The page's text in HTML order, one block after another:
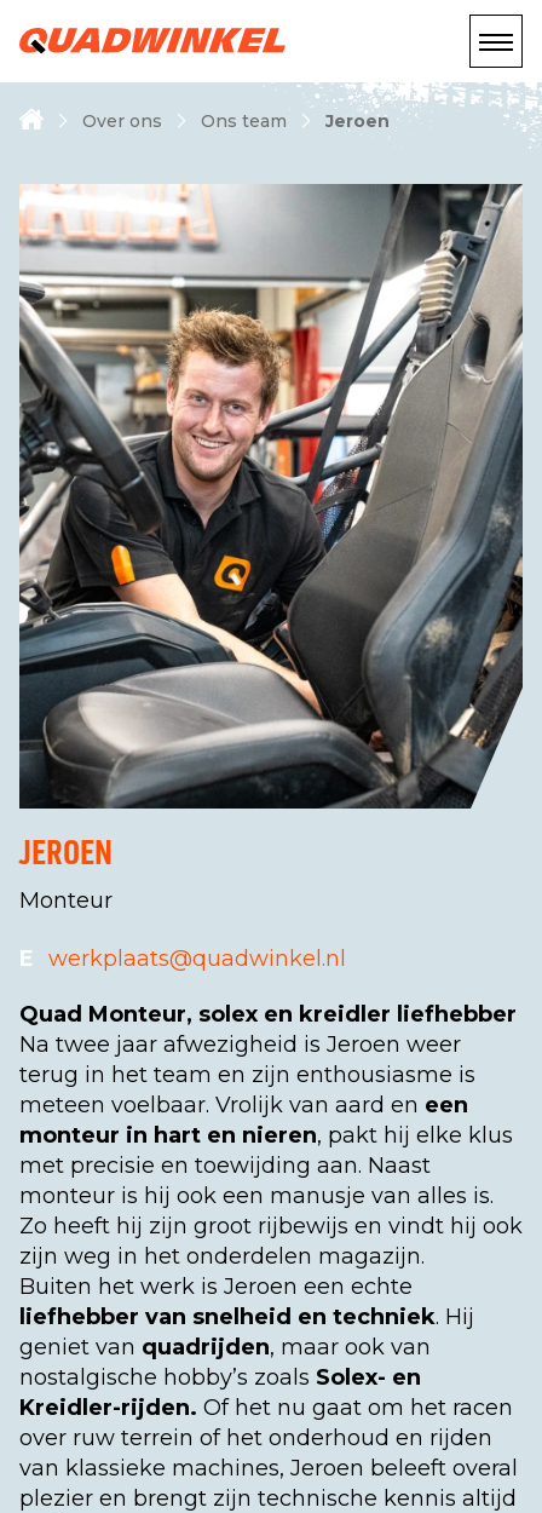
Over ons Ons team Jeroen
JEROEN
Monteur
E werkplaats@quadwinkel.nl
Quad Monteur, solex en kreidler liefhebber
Na twee jaar afwezigheid is Jeroen weer
terug in het team en zijn enthousiasme is
meteen voelbaar. Vrolijk van aard en een
monteur in hart en nieren, pakt hij elke klus
met precisie en toewijding aan. Naast
monteur is hij ook een manusje van alles is.
Zo heeft hij zijn groot rijbewijs en vindt hij ook
zijn weg in het onderdelen magazijn.
Buiten het werk is Jeroen een echte
liefhebber van snelheid en techniek. Hij
geniet van quadrijden, maar ook van
nostalgische hobby’s zoals Solex- en
Kreidler-rijden. Of het nu gaat om het racen
over ruw terrein of het onderhoud en rijden
van klassieke machines, Jeroen beleeft overal
plezier en brengt zijn technische kennis altijd